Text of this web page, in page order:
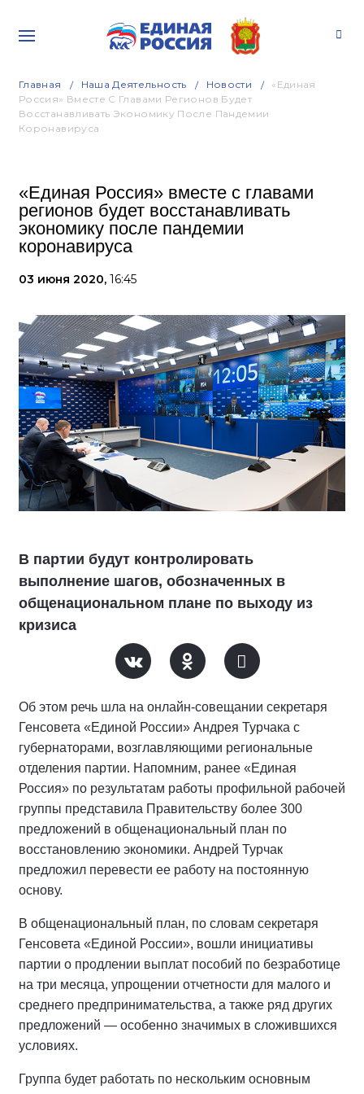
Главная Наша Деятельность Новости
«Единая
Россия» Вместе С Главами Регионов Будет
Восстанавливать Экономику После Пандемии
Коронавируса
«Единая Россия» вместе с главами
регионов будет восстанавливать
экономику после пандемии
коронавируса
03 июня 2020, 16:45
В партии будут контролировать
выполнение шагов, обозначенных в
общенациональном плане по выходу из
кризиса
Об этом речь шла на онлайн-совещании секретаря
Генсовета «Единой России» Андрея Турчака с
губернаторами, возглавляющими региональные
отделения партии. Напомним, ранее «Единая
Россия» по результатам работы профильной рабочей
группы представила Правительству более 300
предложений в общенациональный план по
восстановлению экономики. Андрей Турчак
предложил перевести ее работу на постоянную
основу.
В общенациональный план, по словам секретаря
Генсовета «Единой России», вошли инициативы
партии о продлении выплат пособий по безработице
на три месяца, упрощении отчетности для малого и
среднего предпринимательства, а также ряд других
предложений — особенно значимых в сложившихся
условиях.
Группа будет работать по нескольким основным